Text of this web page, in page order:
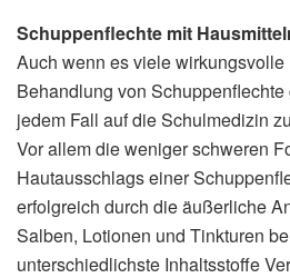
Schuppenflechte mit
Auch wenn es viele
Behandlung von
jedem Fall auf die Schulmedizin
Vor allem die weniger schweren
Hautausschlags einer
erfolgreich durch die äußerliche
Salben, Lotionen und Tinkturen
unterschiedlichste Inhaltsstoffe